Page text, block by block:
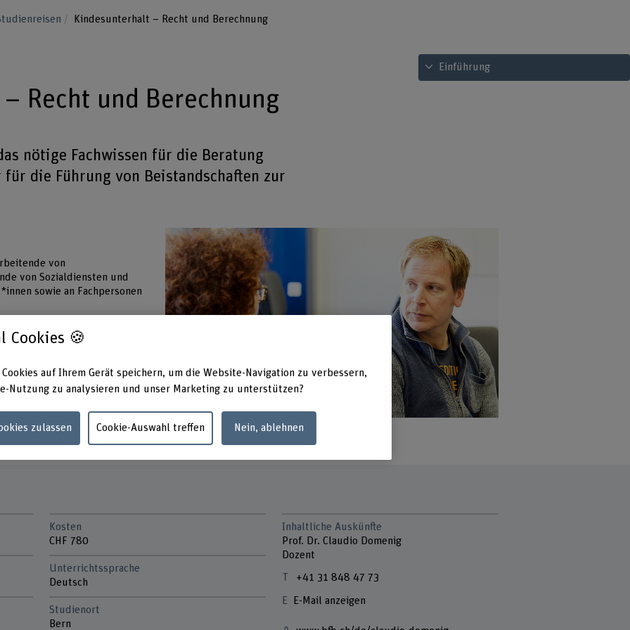
Kindesunterhalt – Recht und Berechnung
Inhaltsverzeichnis ansehen
Einführung
Recht und Berechnung
nötige Fachwissen für die Beratung
die Führung von Beistandschaften zur
von
von Sozialdiensten und
sowie an Fachpersonen
für die Führung von
Unterhalts für Kinder von
anhand von Excel-
Gerichtspraxis zum
Kosten
CHF 780
Unterrichtssprache
Deutsch
Studienort
Bern
Inhaltliche Auskünfte
Prof. Dr. Claudio Domenig
Dozent
+41 31 848 47 73
E-Mail anzeigen
Cookies 🍪
auf Ihrem Gerät speichern, um die Website-Navigation zu verbessern,
Nutzung zu analysieren und unser Marketing zu unterstützen?
zulassen Cookie-Auswahl treffen Nein, ablehnen